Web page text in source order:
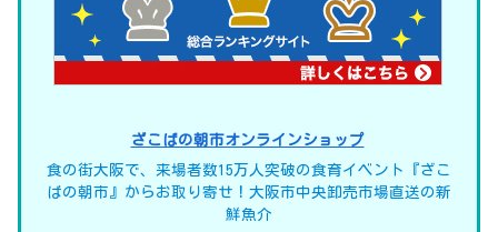
ざこばの朝市オンラインショップ
食の街大阪で、来場者数15万人突破の食育イベント『ざこ
ばの朝市』からお取り寄せ！大阪市中央卸売市場直送の新
鮮魚介